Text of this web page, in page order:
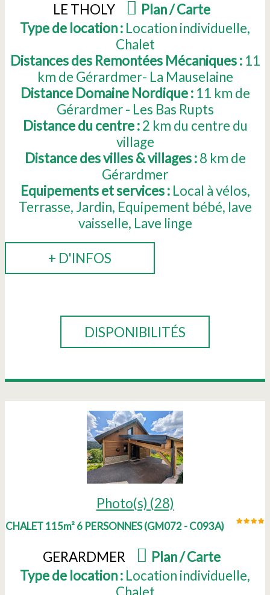
LE THOLY Plan / Carte)
Type de location : Location individuelle
Chalet
Distances des Remontées Mécaniques : 11
km de Gérardmer- La Mauselaine
Distance Domaine Nordique : 11 km de
Gérardmer - Les Bas Rupts
Distance du centre : 2 km du centre du
village
Distance des villes & villages : 8 km de
Gérardmer
Equipements et services : Local à vélos
Terrasse Jardin Equipement bébé lave
vaisselle Lave linge
+ D'INFOS
DISPONIBILITÉS
Photo(s) (28)
CHALET 115m² 6 PERSONNES(GM072 - C093A)
GERARDMER Plan / Carte)
Type de location : Location individuelle
Chalet